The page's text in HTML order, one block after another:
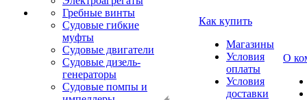
Гребные винты
Судовые гибкие
муфты
Судовые двигатели
Судовые дизель-
генераторы
Судовые помпы и
Как купить
Магазины
Условия
оплаты
Условия
доставки
О